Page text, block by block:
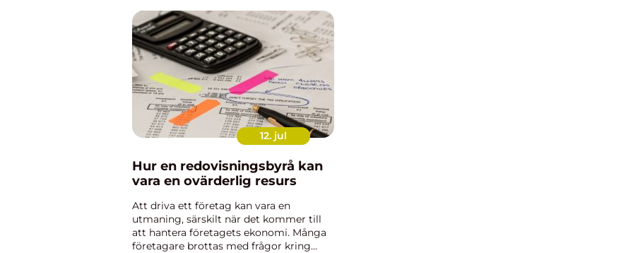
12. jul
Hur en redovisningsbyrå kan
vara en ovärderlig resurs
Att driva ett företag kan vara en
utmaning, särskilt när det kommer till
att hantera företagets ekonomi. Många
företagare brottas med frågor kring